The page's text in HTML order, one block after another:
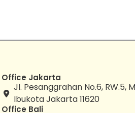
Office Jakarta
Jl. Pesanggrahan No.6,
Ibukota Jakarta 11620
Office Bali